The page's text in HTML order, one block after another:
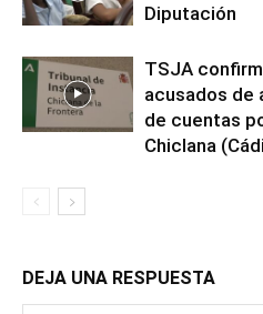
Diputación
TSJA
acusados de
de cuentas
Chiclana
DEJA UNA RESPUESTA